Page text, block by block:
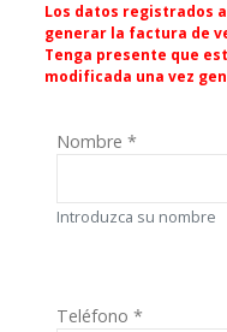
Los datos registrados
generar la factura de
Tenga presente que
modificada una vez
Nombre *
Introduzca su nombre
Teléfono *